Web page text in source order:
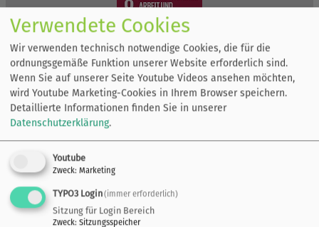
Verwendete Cookies
Wir verwenden technisch notwendige Cookies, die für die
ordnungsgemäße Funktion unserer Website erforderlich sind.
Wenn Sie auf unserer Seite Youtube Videos ansehen möchten,
wird Youtube Marketing-Cookies in Ihrem Browser speichern.
Detaillierte Informationen finden Sie in unserer
Datenschutzerklärung.
Youtube
Zweck: Marketing
TYPO3 Login(immer erforderlich)
Sitzung für Login Bereich
Zweck: Sitzungsspeicher